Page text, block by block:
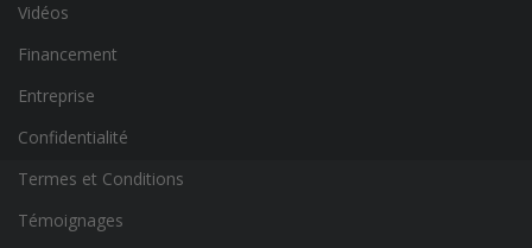
Vidéos
Financement
Entreprise
Confidentialité
Termes et Conditions
Témoignages